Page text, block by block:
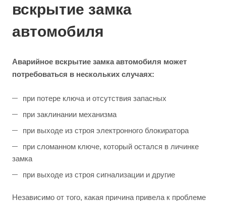
вскрытие замка
автомобиля
Аварийное вскрытие замка автомобиля может
потребоваться в нескольких случаях:
при потере ключа и отсутствия запасных
при заклинании механизма
при выходе из строя электронного блокиратора
при сломанном ключе, который остался в личинке
замка
при выходе из строя сигнализации и другие
Независимо от того, какая причина привела к проблеме